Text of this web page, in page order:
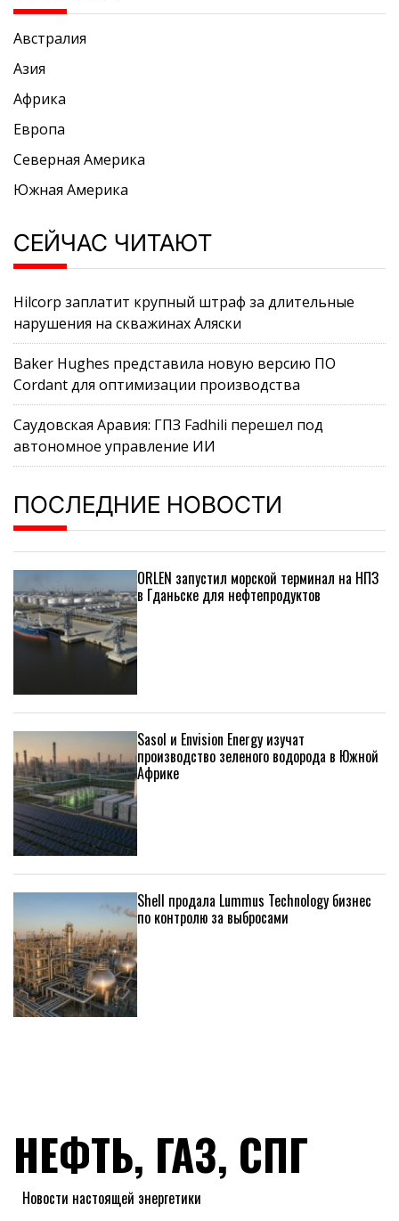
Австралия
Азия
Африка
Европа
Северная Америка
Южная Америка
СЕЙЧАС ЧИТАЮТ
Hilcorp заплатит крупный штраф за длительные
нарушения на скважинах Аляски
Baker Hughes представила новую версию ПО
Cordant для оптимизации производства
Саудовская Аравия: ГПЗ Fadhili перешел под
автономное управление ИИ
ПОСЛЕДНИЕ НОВОСТИ
ORLEN запустил морской терминал на НПЗ
в Гданьске для нефтепродуктов
Sasol и Envision Energy изучат
производство зеленого водорода в Южной
Африке
Shell продала Lummus Technology бизнес
по контролю за выбросами
НЕФТЬ, ГАЗ, СПГ
Новости настоящей энергетики